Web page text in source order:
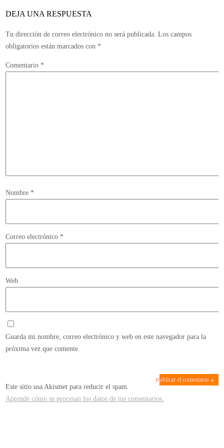
/
DEJA UNA RESPUESTA
Tu dirección de correo electrónico no será publicada. Los campos
obligatorios están marcados con *
Comentario *
Nombre *
Correo electrónico *
Web
Guarda mi nombre, correo electrónico y web en este navegador para la
próxima vez que comente.
Este sitio usa Akismet para reducir el spam.
Aprende cómo se procesan los datos de tus comentarios.